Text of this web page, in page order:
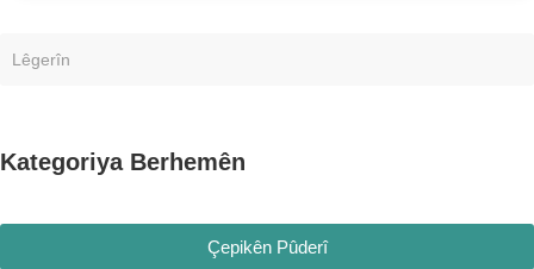
Kategoriya Berhemên
Çepikên Pûderî